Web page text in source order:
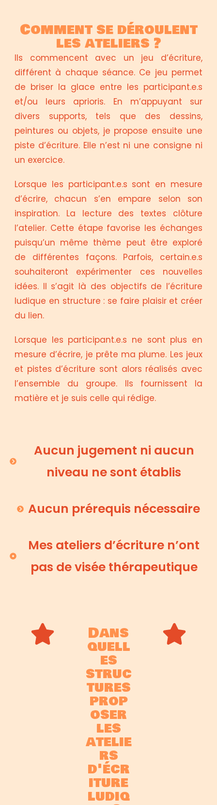
Comment se déroulent
les ateliers ?
Ils commencent avec un jeu d’écriture,
différent à chaque séance. Ce jeu permet
de briser la glace entre les participant.e.s
et/ou leurs aprioris. En m’appuyant sur
divers supports, tels que des dessins,
peintures ou objets, je propose ensuite une
piste d’écriture. Elle n’est ni une consigne ni
un exercice.
Lorsque les participant.e.s sont en mesure
d’écrire, chacun s’en empare selon son
inspiration. La lecture des textes clôture
l’atelier. Cette étape favorise les échanges
puisqu’un même thème peut être exploré
de différentes façons. Parfois, certain.e.s
souhaiteront expérimenter ces nouvelles
idées. Il s’agit là des objectifs de l’écriture
ludique en structure : se faire plaisir et créer
du lien.
Lorsque les participant.e.s ne sont plus en
mesure d’écrire, je prête ma plume. Les jeux
et pistes d’écriture sont alors réalisés avec
l’ensemble du groupe. Ils fournissent la
matière et je suis celle qui rédige.
Aucun jugement ni aucun
niveau ne sont établis
Aucun prérequis nécessaire
Mes ateliers d’écriture n’ont
pas de visée thérapeutique
Dans
quell
es
struc
tures
prop
oser
les
atelie
rs
d'écr
iture
ludiq